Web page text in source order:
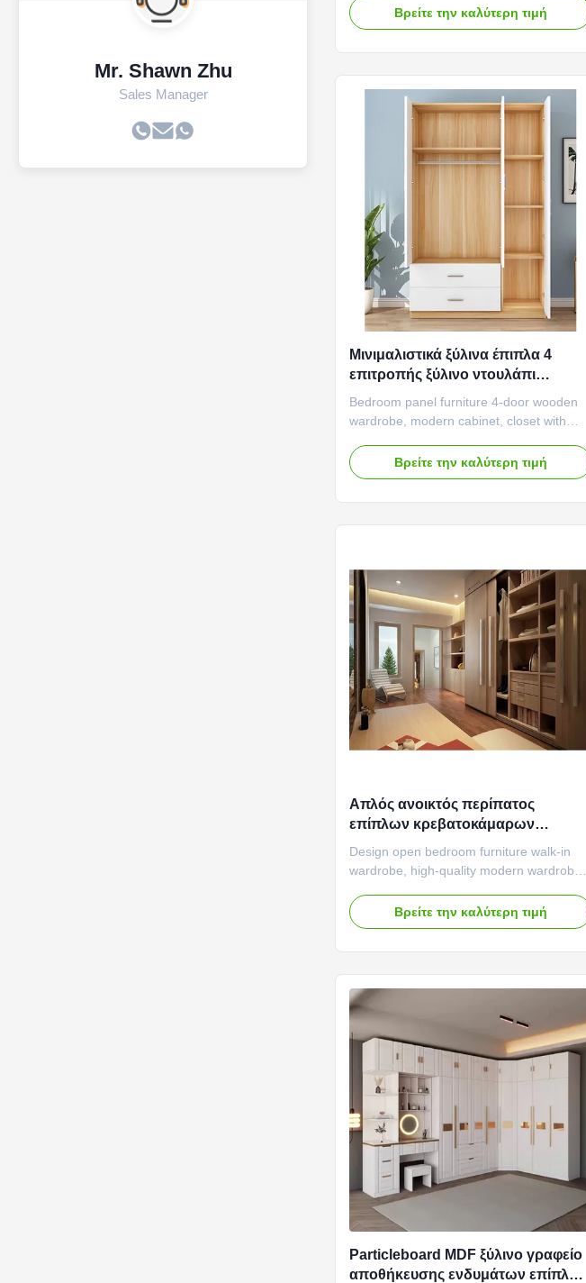
Mr. Shawn Zhu
Sales Manager
Exquisite craftsmanship: Our panel
furniture wardrobes are made of high-
Βρείτε την καλύτερη τιμή
Μινιμαλιστικά ξύλινα έπιπλα 4
επιτροπής ξύλινο ντουλάπι
ντουλαπών πορτών με τα
συρτάρια
Bedroom panel furniture 4-door wooden
wardrobe, modern cabinet, closet with
features: Minimalist appearance: The
design of panel furniture wardrobes is
Βρείτε την καλύτερη τιμή
Απλός ανοικτός περίπατος
επίπλων κρεβατοκάμαρων
υπηρεσιών cOem στο ντουλάπι
αποθήκευσης
Design open bedroom furniture walk-in
wardrobe, high-quality modern wardrobe,
Fashionable appearance: Our panel
furniture modern wardrobe adopts a
Βρείτε την καλύτερη τιμή
Particleboard MDF ξύλινο γραφείο
αποθήκευσης ενδυμάτων επίπλων